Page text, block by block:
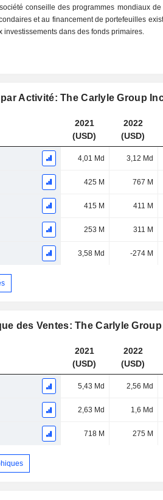
conseille des programmes mondiaux
et au financement de portefeuilles
investissements dans des fonds primaires.
Activité: The Carlyle Group
2021
(USD)
2022
(USD)
4,01 Md 3,12 Md
425 M 767 M
415 M 411 M
253 M 311 M
3,58 Md -274 M
des Ventes: The Carlyle
2021
(USD)
2022
(USD)
5,43 Md 2,56 Md
2,63 Md 1,6 Md
718 M 275 M